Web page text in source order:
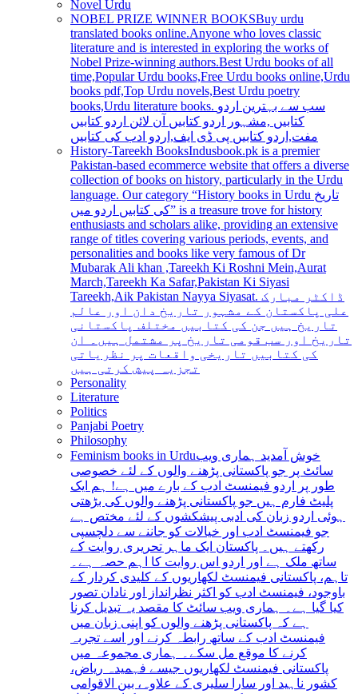
Novel Urdu
NOBEL PRIZE WINNER BOOKSBuy urdu
translated books online.Anyone who loves classic
literature and is interested in exploring the works of
Nobel Prize-winning authors.Best Urdu books of all
time,Popular Urdu books,Free Urdu books online,Urdu
books pdf,Top Urdu novels,Best Urdu poetry
books,Urdu literature books. سب سے بہترین اردو
کتابیں ,مشہور اردو کتابیں آن لائن اردو کتابیں
مفت,اردو کتابیں پی ڈی ایف,اردو ادب کی کتابیں
History-Tareekh BooksIndusbook.pk is a premier
Pakistan-based ecommerce website that offers a diverse
collection of books on history, particularly in the Urdu
language. Our category “History books in Urdu تاریخ
کی کتابیں اردو میں” is a treasure trove for history
enthusiasts and scholars alike, providing an extensive
range of titles covering various periods, events, and
personalities and books like very famous of Dr
Mubarak Ali khan ,Tareekh Ki Roshni Mein,Aurat
March,Tareekh Ka Safar,Pakistan Ki Siyasi
Tareekh,Aik Pakistan Nayya Siyasat. ڈاکٹر مبارک
علی پاکستان کے مشہور تاریخ دان اور عالم
تاریخ ہیں جن کی کتابیں مختلف پاکستانی
تاریخ اور سب قومی تاریخ پر مشتمل ہیں۔ ان
کی کتابیں تاریخی واقعات پر نظریاتی
تجزیہ پیش کرتی ہیں
Personality
Literature
Politics
Panjabi Poetry
Philosophy
Feminism books in Urduخوش آمدید ہماری ویب
سائٹ پر جو پاکستانی پڑھنے والوں کے لئے خصوصی
طور پر اردو فیمنسٹ ادب کے بارے میں ہے! ہم ایک
پلیٹ فارم ہیں جو پاکستانی پڑھنے والوں کی بڑھتی
ہوئی اردو زبان کی ادبی پیشکشوں کے لئے مختص ہے
جو فیمنسٹ ادب اور خیالات کو جاننے سے دلچسپی
رکھتے ہیں۔ پاکستان ایک ماہر تحریری روایت کے
ساتھ ملک ہے اور اردو اس روایت کا اہم حصہ ہے۔
تاہم، پاکستانی فیمنسٹ لکھاریوں کے کلیدی کردار کے
باوجود، فیمنسٹ ادب کو اکثر نظرانداز اور نادان تصور
کیا گیا ہے۔ ہماری ویب سائٹ کا مقصد یہ تبدیل کرنا
ہے کہ پاکستانی پڑھنے والوں کو اپنی زبان میں
فیمنسٹ ادب کے ساتھ رابطہ کرنے اور اسے تجربہ
کرنے کا موقع مل سکے۔ ہماری مجموعہ میں
پاکستانی فیمنسٹ لکھاریوں جیسے فہمیدہ ریاض،
کشور ناہید اور سارا سلیری کے علاوہ، بین الاقوامی